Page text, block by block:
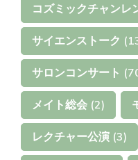
コズミックチャンレ
サイエンストーク
サロンコンサート
メイト総会 (2)
レクチャー公演 (3)